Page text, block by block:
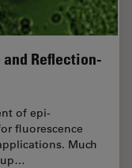
Reflection-
of epi-
fluorescence
Much